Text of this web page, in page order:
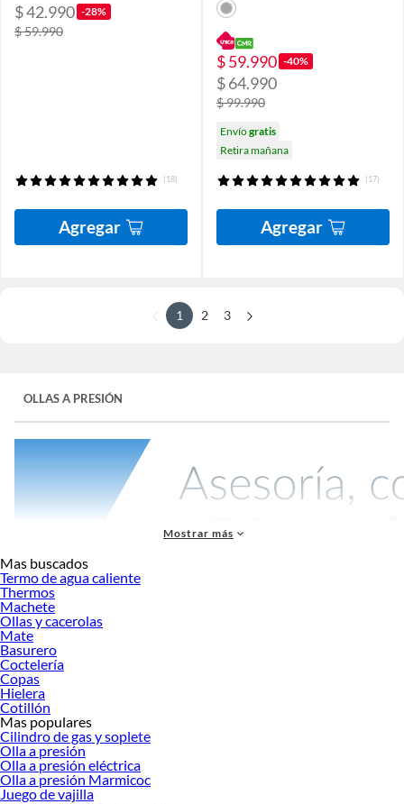
$ 42.990 -28%
$ 59.990
(18)
Agregar
$ 59.990 -40%
$ 64.990
$ 99.990
Envíogratis
Retira mañana
(17)
Agregar
1 2 3
OLLAS A PRESIÓN
Una olla a presión es un recipiente hermético que cocina alimentos más rápido
mediante vapor a alta presión.
cocina legumbres en 30 minutos en lugar de 2 horas. Es un elemento
imprescindible en cualquier cocina moderna, ideal para quienes buscan ahorrar
tiempo y energía al preparar comidas deliciosas y nutritivas.
En Sodimac, hay muchas
necesidades y estilos de cocina. Están disponibles en varias capacidades y
marcas conocidas. Estas marcas garantizan seguridad, durabilidad y buena
relación entre precio y calidad.
Guía de capacidades según tu hogar
Mostrar más
Mas buscados
Termo de agua caliente
Thermos
Machete
Ollas y cacerolas
Mate
Basurero
Coctelería
Copas
Hielera
Cotillón
Mas populares
Cilindro de gas y soplete
Olla a presión
Olla a presión eléctrica
Olla a presión Marmicoc
Juego de vajilla